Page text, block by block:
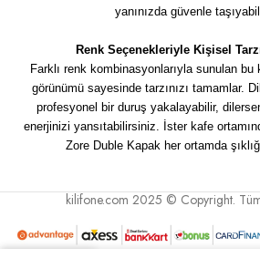
yanınızda güvenle
Renk Seçenekleriyle Kişisel
Farklı renk kombinasyonlarıyla sunulan bu
görünümü sayesinde tarzınızı tamamlar.
profesyonel bir duruş yakalayabilir,
enerjinizi yansıtabilirsiniz. İster kafe
Zore Duble Kapak her ortamda
kilifone.com 2025 © Copyright. Tüm